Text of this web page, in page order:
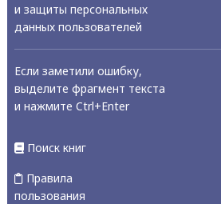
и защиты персональных
данных пользователей
Если заметили ошибку,
выделите фрагмент текста
и нажмите Ctrl+Enter
Поиск книг
Правила
пользования